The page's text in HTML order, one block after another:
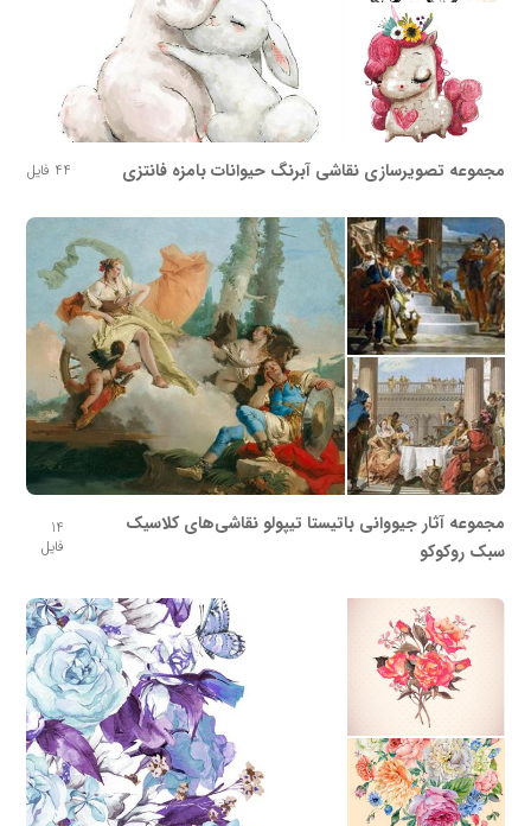
مجموعه تصویرسازی نقاشی آبرنگ حیوانات بامزه فانتزی 44 فایل
مجموعه آثار جیووانی باتیستا تیپولو نقاشی‌های کلاسیک
سبک روکوکو
14
فایل